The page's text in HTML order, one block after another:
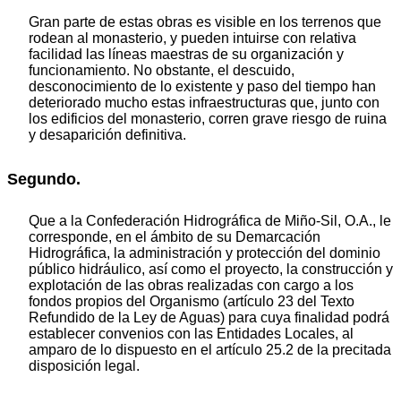
Gran parte de estas obras es visible en los terrenos que
rodean al monasterio, y pueden intuirse con relativa
facilidad las líneas maestras de su organización y
funcionamiento. No obstante, el descuido,
desconocimiento de lo existente y paso del tiempo han
deteriorado mucho estas infraestructuras que, junto con
los edificios del monasterio, corren grave riesgo de ruina
y desaparición definitiva.
Segundo.
Que a la Confederación Hidrográfica de Miño-Sil, O.A., le
corresponde, en el ámbito de su Demarcación
Hidrográfica, la administración y protección del dominio
público hidráulico, así como el proyecto, la construcción y
explotación de las obras realizadas con cargo a los
fondos propios del Organismo (artículo 23 del Texto
Refundido de la Ley de Aguas) para cuya finalidad podrá
establecer convenios con las Entidades Locales, al
amparo de lo dispuesto en el artículo 25.2 de la precitada
disposición legal.